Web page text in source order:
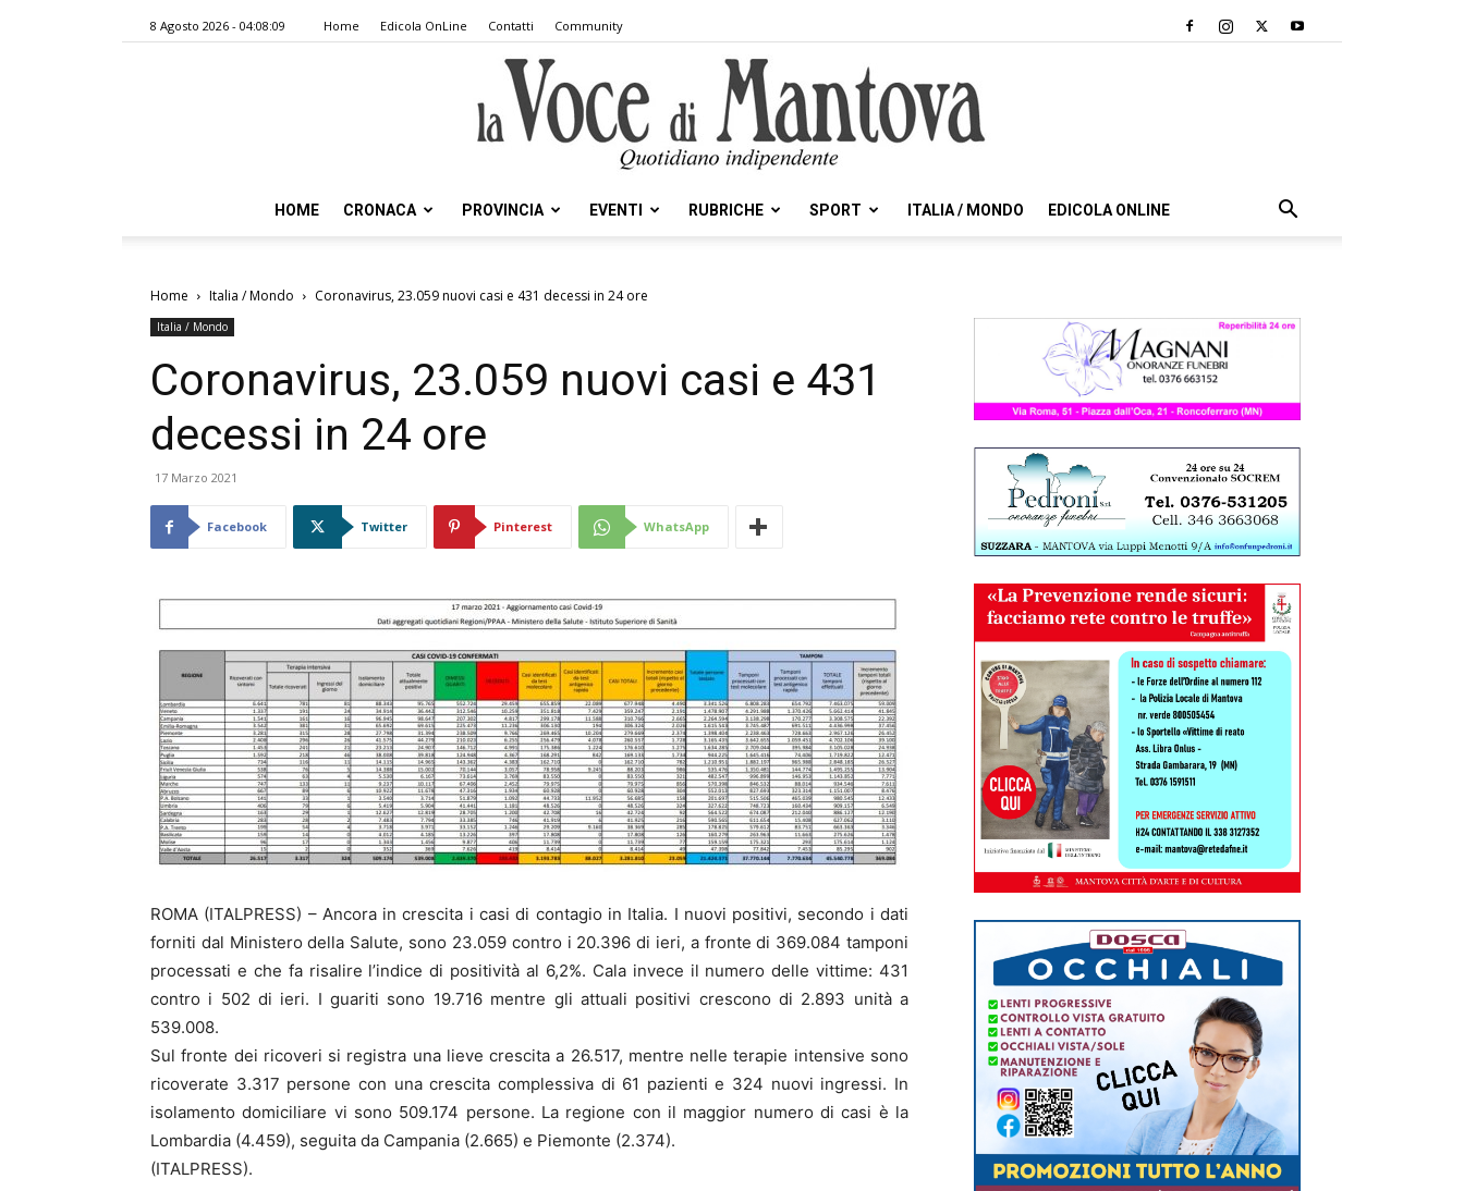
8 Agosto 2026 - 04:08:09 Home Edicola OnLine Contatti Community
Voce
Mantova
HOME CRONACA PROVINCIA EVENTI RUBRICHE SPORT ITALIA / MONDO EDICOLA ONLINE
Home Italia / Mondo Coronavirus, 23.059 nuovi casi e 431 decessi in 24 ore
Italia / Mondo
Coronavirus, 23.059 nuovi casi e 431
decessi in 24 ore
17 Marzo 2021
Facebook Twitter Pinterest WhatsApp
ROMA (ITALPRESS) – Ancora in crescita i casi di contagio in Italia. I nuovi positivi, secondo i dati
forniti dal Ministero della Salute, sono 23.059 contro i 20.396 di ieri, a fronte di 369.084 tamponi
processati e che fa risalire l’indice di positività al 6,2%. Cala invece il numero delle vittime: 431
contro i 502 di ieri. I guariti sono 19.716 mentre gli attuali positivi crescono di 2.893 unità a
539.008.
Sul fronte dei ricoveri si registra una lieve crescita a 26.517, mentre nelle terapie intensive sono
ricoverate 3.317 persone con una crescita complessiva di 61 pazienti e 324 nuovi ingressi. In
isolamento domiciliare vi sono 509.174 persone. La regione con il maggior numero di casi è la
Lombardia (4.459), seguita da Campania (2.665) e Piemonte (2.374).
(ITALPRESS).